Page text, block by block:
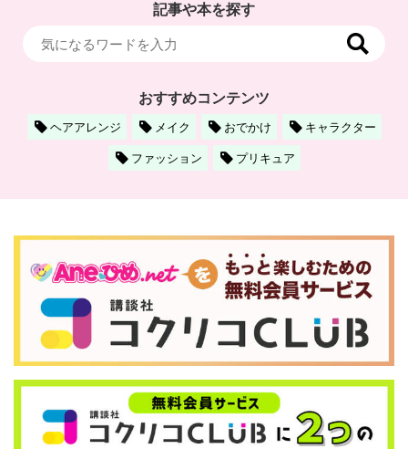
記事や本を探す
おすすめコンテンツ
ヘアアレンジ メイク おでかけ
キャラクター
ファッション
プリキュア